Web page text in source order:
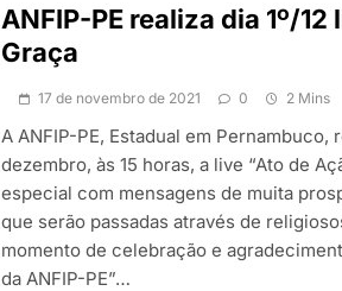
ANFIP-PE realiza dia 1º/
Graça
17 de novembro de 2021 0 2 Mins
A ANFIP-PE, Estadual em Pernambuco,
dezembro, às 15 horas, a live “Ato de
especial com mensagens de muita
que serão passadas através de
momento de celebração e
da ANFIP-PE”…